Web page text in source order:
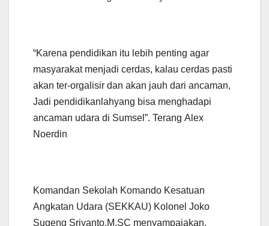
“Karena pendidikan itu lebih penting agar
masyarakat menjadi cerdas, kalau cerdas pasti
akan ter-orgalisir dan akan jauh dari ancaman,
Jadi pendidikanlahyang bisa menghadapi
ancaman udara di Sumsel”. Terang Alex
Noerdin
Komandan Sekolah Komando Kesatuan
Angkatan Udara (SEKKAU) Kolonel Joko
Sugeng Sriyanto,M,SC menyampaiakan,